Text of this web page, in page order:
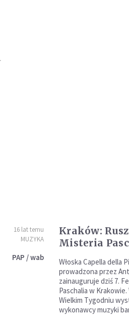
16 lat temu
MUZYKA
PAP / wab
Kraków:
Misteria
Włoska Capella della
prowadzona przez
zainauguruje dziś 7.
Paschalia w
Wielkim Tygodniu
wykonawcy muzyki